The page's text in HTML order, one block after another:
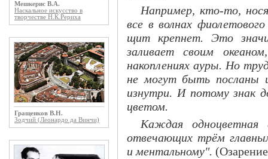
Мешкерис В.А.
Наскальное искусство в
творчестве Н.К.Рериха
Гращенков В.Н.
Зодчий (Леонардо да Винчи)
Например, кто-то,
все в волнах
щит крепнет. Это
заливает своим
накоплениях ауры. Но
не могут быть посланы
изнутри. И потому знак
цветом.
Каждая
отвечающих трём
и ментальному".